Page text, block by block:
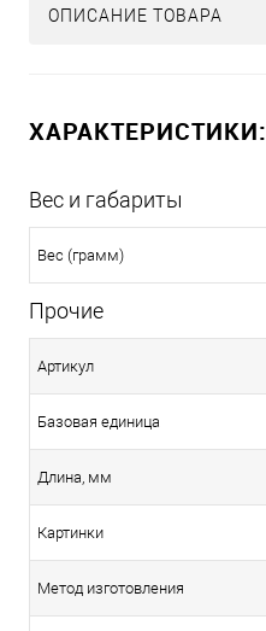
ОПИСАНИЕ ТОВАРА
ХАРАКТЕРИСТИКИ:
Вес и габариты
Вес (грамм)
Прочие
Артикул
Базовая единица
Длина, мм
Картинки
Метод изготовления